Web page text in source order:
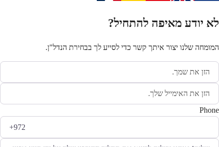
לא יודע מאיפה להתחיל?
המומחה שלנו יצור איתך קשר כדי לסייע לך בבחירת הנדל"ן.
Phone